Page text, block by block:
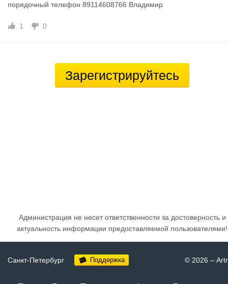
порядочный телефон 89114608766 Владимир
1 0
Зарегистрируйтесь
Администрация не несет ответственности за достоверность и
актуальность информации предоставляемой пользователями!
Санкт-Петербург Поддержка © 2026 –